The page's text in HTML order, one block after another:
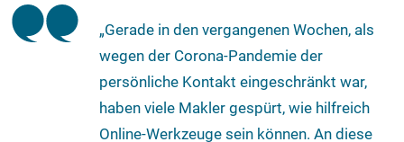
„Gerade in den vergangenen Wochen, als
wegen der Corona-Pandemie der
persönliche Kontakt eingeschränkt war,
haben viele Makler gespürt, wie hilfreich
Online-Werkzeuge sein können. An diese